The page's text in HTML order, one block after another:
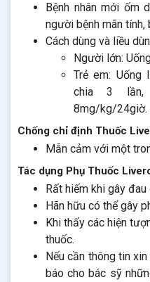
Bệnh nhân mới ốm
người bệnh mãn tính,
Cách dùng và liều
Người lớn:
Trẻ em:
chia 3
8mg/kg/24giờ.
Chống chỉ định Thuốc
Mẫn cảm với một
Tác dụng Phụ Thuốc
Rất hiếm khi gây
Hãn hữu có thể gây
Khi thấy các hiện
thuốc.
Nếu cần thông tin
báo cho bác sỹ